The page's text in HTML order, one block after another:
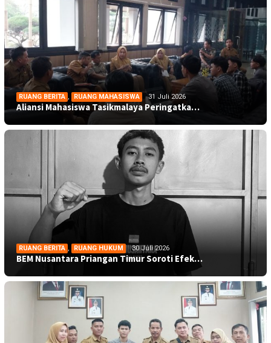
RUANG BERITA , RUANG MAHASISWA 31 Juli 2026
Aliansi Mahasiswa Tasikmalaya Peringatka…
RUANG BERITA , RUANG HUKUM 30 Juli 2026
BEM Nusantara Priangan Timur Soroti Efek…